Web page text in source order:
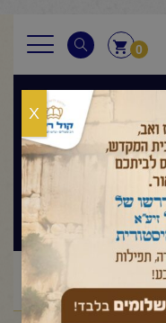
0
יומי
ותניא יומי
החיד"א
אייר תשפ"ה
X